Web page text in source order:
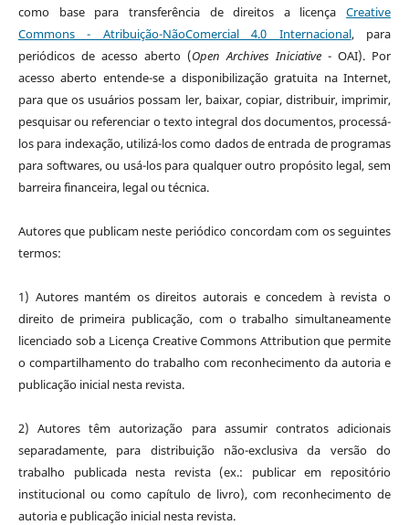
como base para transferência de direitos a licençaCreative
Commons - Atribuição-NãoComercial 4.0 Internacional, para
periódicos de acesso aberto (Open Archives Iniciative - OAI). Por
acesso aberto entende-se a disponibilização gratuita na Internet,
para que os usuários possam ler, baixar, copiar, distribuir, imprimir,
pesquisar ou referenciar o texto integral dos documentos, processá-
los para indexação, utilizá-los como dados de entrada de programas
para softwares, ou usá-los para qualquer outro propósito legal, sem
barreira financeira, legal ou técnica.
Autores que publicam neste periódico concordam com os seguintes
termos:
1) Autores mantém os direitos autorais e concedem à revista o
direito de primeira publicação, com o trabalho simultaneamente
licenciado sob a Licença Creative Commons Attribution que permite
o compartilhamento do trabalho com reconhecimento da autoria e
publicação inicial nesta revista.
2) Autores têm autorização para assumir contratos adicionais
separadamente, para distribuição não-exclusiva da versão do
trabalho publicada nesta revista (ex.: publicar em repositório
institucional ou como capítulo de livro), com reconhecimento de
autoria e publicação inicial nesta revista.